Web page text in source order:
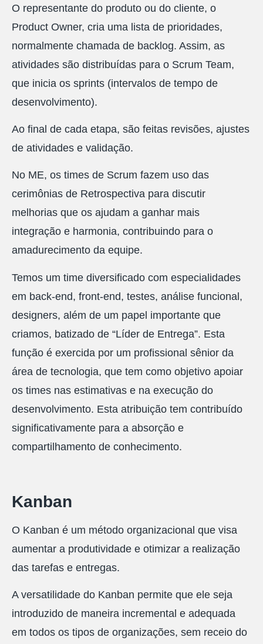
O representante do produto ou do cliente, o
Product Owner, cria uma lista de prioridades,
normalmente chamada de backlog. Assim, as
atividades são distribuídas para o Scrum Team,
que inicia os sprints (intervalos de tempo de
desenvolvimento).
Ao final de cada etapa, são feitas revisões, ajustes
de atividades e validação.
No ME, os times de Scrum fazem uso das
cerimônias de Retrospectiva para discutir
melhorias que os ajudam a ganhar mais
integração e harmonia, contribuindo para o
amadurecimento da equipe.
Temos um time diversificado com especialidades
em back-end, front-end, testes, análise funcional,
designers, além de um papel importante que
criamos, batizado de “Líder de Entrega”. Esta
função é exercida por um profissional sênior da
área de tecnologia, que tem como objetivo apoiar
os times nas estimativas e na execução do
desenvolvimento. Esta atribuição tem contribuído
significativamente para a absorção e
compartilhamento de conhecimento.
Kanban
O Kanban é um método organizacional que visa
aumentar a produtividade e otimizar a realização
das tarefas e entregas.
A versatilidade do Kanban permite que ele seja
introduzido de maneira incremental e adequada
em todos os tipos de organizações, sem receio do